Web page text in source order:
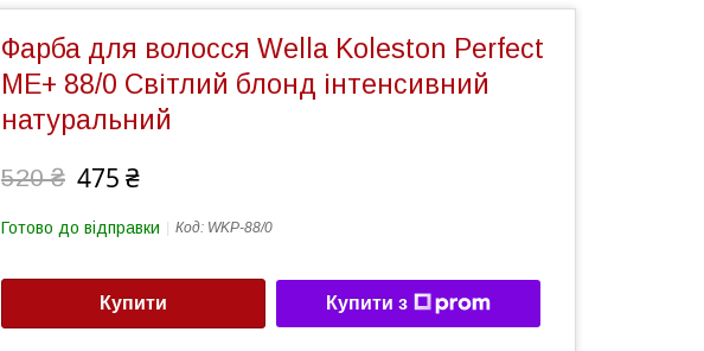
Фарба для волосся Wella Koleston Perfect
ME+ 88/0 Світлий блонд інтенсивний
натуральний
520 ₴ 475 ₴
Готово до відправки Код: WKP-88/0
Купити Купити з